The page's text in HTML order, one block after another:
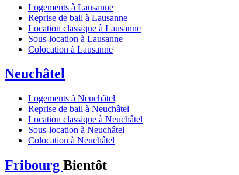
Logements à Lausanne
Reprise de bail à Lausanne
Location classique à Lausanne
Sous-location à Lausanne
Colocation à Lausanne
Neuchâtel
Logements à Neuchâtel
Reprise de bail à Neuchâtel
Location classique à Neuchâtel
Sous-location à Neuchâtel
Colocation à Neuchâtel
Fribourg Bientôt